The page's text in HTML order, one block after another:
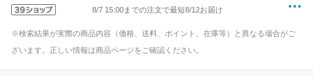
8/7 15:00までの注文で最短8/12お届け
※検索結果が実際の商品内容（価格、送料、ポイント、在庫等）と異なる場合がご
ざいます。正しい情報は商品ページをご確認ください。